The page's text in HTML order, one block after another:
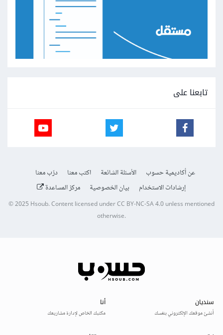
تابعنا على
عن أكاديمية حسوب الأسئلة الشائعة اكتب معنا
درّب معنا
إرشادات الاستخدام
بيان الخصوصية مركز المساعدة
© 2025Hsoub.Content licensed underCC BY-NC-SA 4.0unless mentioned
otherwise.